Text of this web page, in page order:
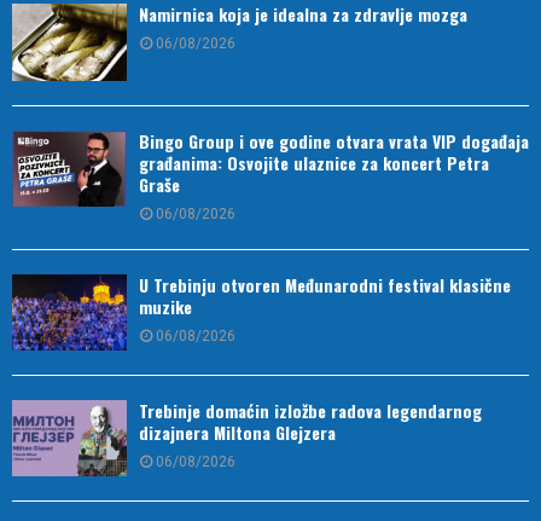
Namirnica koja je idealna za zdravlje mozga
06/08/2026
Bingo Group i ove godine otvara vrata VIP događaja
građanima: Osvojite ulaznice za koncert Petra
Graše
06/08/2026
U Trebinju otvoren Međunarodni festival klasične
muzike
06/08/2026
Trebinje domaćin izložbe radova legendarnog
dizajnera Miltona Glejzera
06/08/2026